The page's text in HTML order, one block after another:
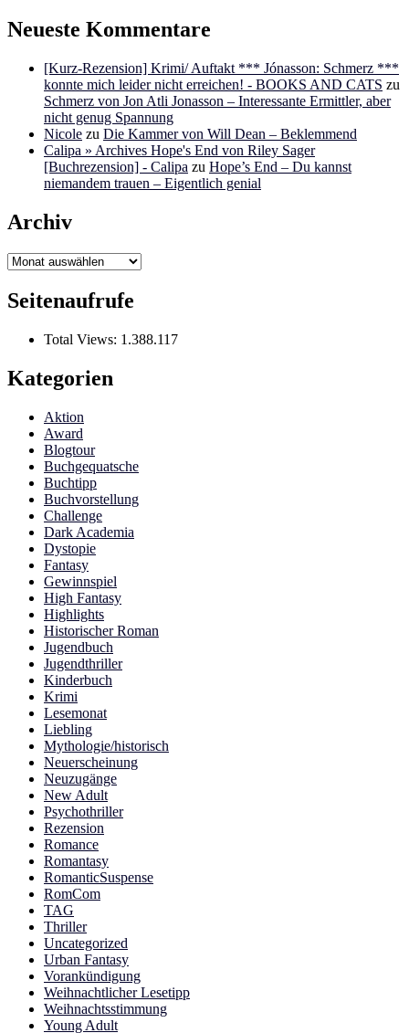
Neueste Kommentare
[Kurz-Rezension] Krimi/ Auftakt *** Jónasson: Schmerz ***
konnte mich leider nicht erreichen! - BOOKS AND CATS zu
Schmerz von Jon Atli Jonasson – Interessante Ermittler, aber
nicht genug Spannung
Nicole zu Die Kammer von Will Dean – Beklemmend
Calipa » Archives Hope's End von Riley Sager
[Buchrezension] - Calipa zu Hope’s End – Du kannst
niemandem trauen – Eigentlich genial
Archiv
Archiv
Seitenaufrufe
Total Views: 1.388.117
Kategorien
Aktion
Award
Blogtour
Buchgequatsche
Buchtipp
Buchvorstellung
Challenge
Dark Academia
Dystopie
Fantasy
Gewinnspiel
High Fantasy
Highlights
Historischer Roman
Jugendbuch
Jugendthriller
Kinderbuch
Krimi
Lesemonat
Liebling
Mythologie/historisch
Neuerscheinung
Neuzugänge
New Adult
Psychothriller
Rezension
Romance
Romantasy
RomanticSuspense
RomCom
TAG
Thriller
Uncategorized
Urban Fantasy
Vorankündigung
Weihnachtlicher Lesetipp
Weihnachtsstimmung
Young Adult